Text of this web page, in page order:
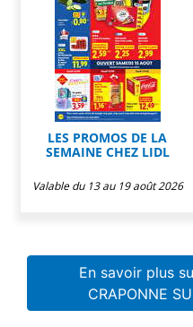
LES PROMOS DE LA
SEMAINE CHEZ LIDL
Valable du 13 au 19 août 2026
En savoir plus
CRAPONNE